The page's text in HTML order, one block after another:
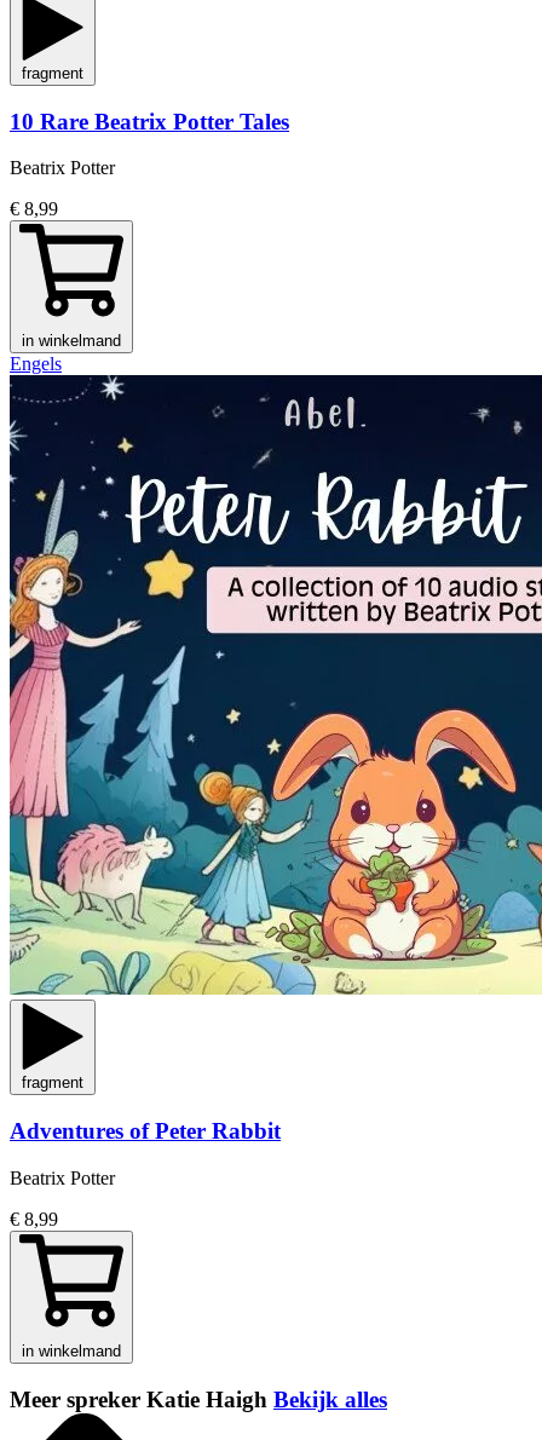
fragment
10 Rare Beatrix Potter Tales
Beatrix Potter
€ 8,99
in winkelmand
Engels
fragment
Adventures of Peter Rabbit
Beatrix Potter
€ 8,99
in winkelmand
Meer spreker Katie Haigh Bekijk alles